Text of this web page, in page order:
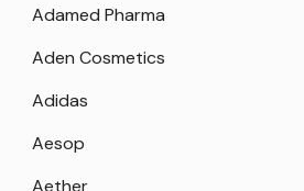
Adamed Pharma
Aden Cosmetics
Adidas
Aesop